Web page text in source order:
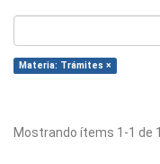
Materia: Trámites ×
Mostrando ítems 1-1 de 1